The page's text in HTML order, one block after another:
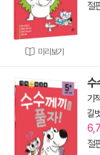
미리보기
절
수
기
길
절